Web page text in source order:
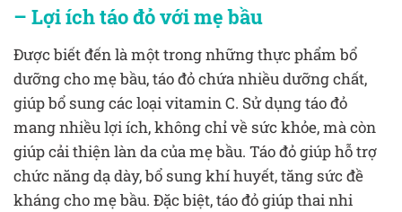
– Lợi ích táo đỏ với mẹ bầu
Được biết đến là một trong những thực phẩm bổ
dưỡng cho mẹ bầu, táo đỏ chứa nhiều dưỡng chất,
giúp bổ sung các loại vitamin C. Sử dụng táo đỏ
mang nhiều lợi ích, không chỉ về sức khỏe, mà còn
giúp cải thiện làn da của mẹ bầu. Táo đỏ giúp hỗ trợ
chức năng dạ dày, bổ sung khí huyết, tăng sức đề
kháng cho mẹ bầu. Đặc biệt, táo đỏ giúp thai nhi